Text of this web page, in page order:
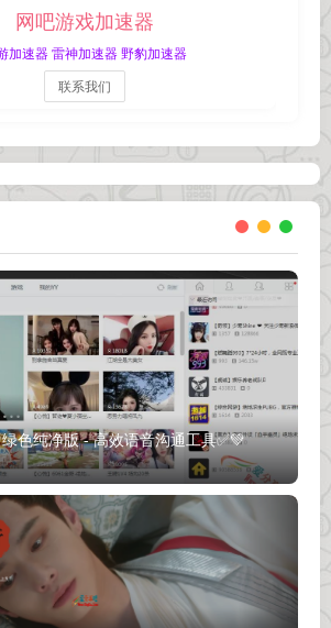
网吧游戏加速器
加速器 雷神加速器 野豹加速器
联系我们
色纯净版 - 高效语音沟通工具✅💚